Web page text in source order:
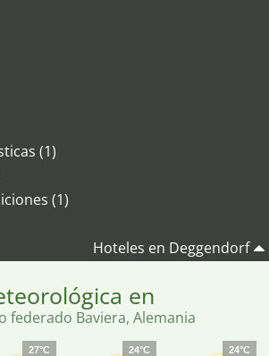
(1)
(1)
Hoteles en Deggendorf
en
federado Baviera, Alemania
27°C
24°C
24°C